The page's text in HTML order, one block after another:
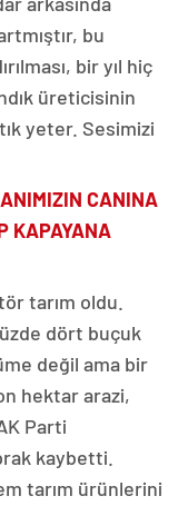
bu
bir yıl hiç
üreticisinin
yeter. Sesimizi
CANINA
KAPAYANA
tarım oldu.
dört buçuk
değil ama bir
hektar arazi,
Parti
kaybetti.
tarım ürünlerini